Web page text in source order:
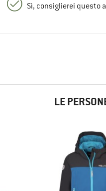
Sì, consiglierei questo
LE